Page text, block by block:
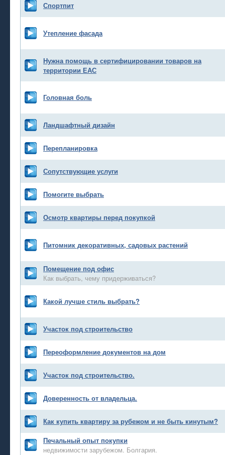
Спортпит
Утепление фасада
Нужна помощь в сертифицировании товаров на
территории ЕАС
Головная боль
Ландшафтный дизайн
Перепланировка
Сопутствующие услуги
Помогите выбрать
Осмотр квартиры перед покупкой
Питомник декоративных, садовых растений
Помещение под офис
Как выбрать, чему придерживаться?
Какой лучше стиль выбрать?
Участок под строительство
Переоформление документов на дом
Участок под строительство.
Доверенность от владельца.
Как купить квартиру за рубежом и не быть кинутым?
Печальный опыт покупки
недвижимости зарубежом. Болгария.